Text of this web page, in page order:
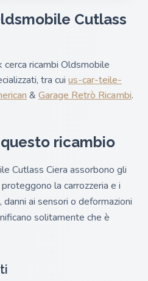
Cutlass
ricambi Oldsmobile
tra cui us-car-teile-
& Garage Retrò Ricambi.
ricambio
Cutlass Ciera assorbono gli
la carrozzeria e i
ai sensori o deformazioni
solitamente che è